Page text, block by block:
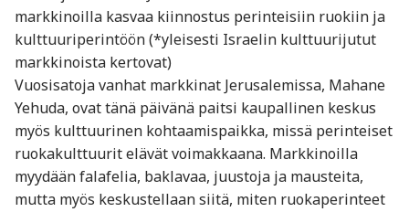
markkinoilla kasvaa kiinnostus perinteisiin ruokiin ja
kulttuuriperintöön (*yleisesti Israelin kulttuurijutut
markkinoista kertovat)
Vuosisatoja vanhat markkinat Jerusalemissa, Mahane
Yehuda, ovat tänä päivänä paitsi kaupallinen keskus
myös kulttuurinen kohtaamispaikka, missä perinteiset
ruokakulttuurit elävät voimakkaana. Markkinoilla
myydään falafelia, baklavaa, juustoja ja mausteita,
mutta myös keskustellaan siitä, miten ruokaperinteet